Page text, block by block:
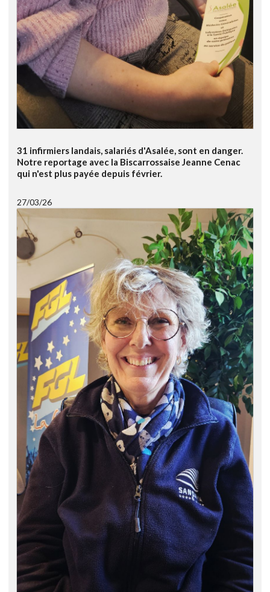
31 infirmiers landais, salariés d'Asalée, sont en danger.
Notre reportage avec la Biscarrossaise Jeanne Cenac
qui n'est plus payée depuis février.
27/03/26